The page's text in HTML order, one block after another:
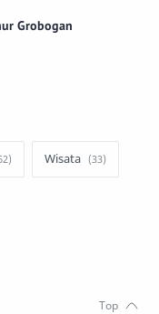
Grobogan
Wisata